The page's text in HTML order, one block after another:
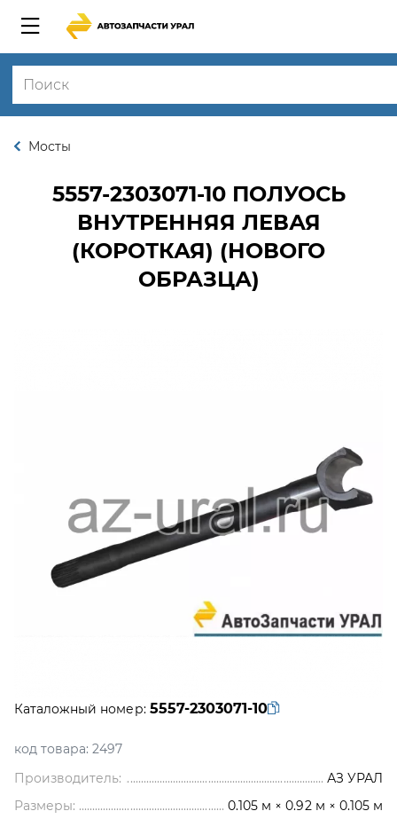
Мосты
5557-2303071-10ПОЛУОСЬ
ВНУТРЕННЯЯ ЛЕВАЯ
(КОРОТКАЯ) (НОВОГО
ОБРАЗЦА)
Каталожный номер: 5557-2303071-10
код товара: 2497
Производитель:
АЗ УРАЛ
Размеры:
0.105 м × 0.92 м × 0.105 м